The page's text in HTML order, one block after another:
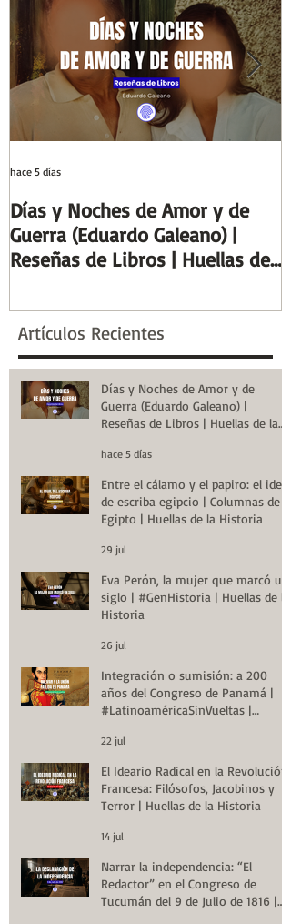
Huellas de la Historia
Días y Noches de Amor y de
Guerra (Eduardo Galeano) |
Reseñas de Libros | Huellas de
hace 5 días
Artículos Recientes
Días y Noches de Amor y de
Guerra (Eduardo Galeano) |
Reseñas de Libros | Huellas de la
hace 5 días
Entre el cálamo y el papiro: el ideal
de escriba egipcio | Columnas de
Egipto | Huellas de la Historia
29 jul
Eva Perón, la mujer que marcó un
siglo | #GenHistoria | Huellas de la
Historia
26 jul
Integración o sumisión: a 200
años del Congreso de Panamá |
#LatinoaméricaSinVueltas |
22 jul
El Ideario Radical en la Revolución
Francesa: Filósofos, Jacobinos y
Terror | Huellas de la Historia
14 jul
Narrar la independencia: “El
Redactor” en el Congreso de
Tucumán del 9 de Julio de 1816 |